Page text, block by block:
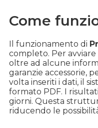
Come
Il funzionamento di
completo. Per avviare
oltre ad alcune
garanzie accessorie,
volta inseriti i dati, il
formato PDF. I
giorni. Questa
riducendo le